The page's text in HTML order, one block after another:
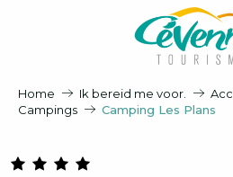
Home Ik bereid me voor.
Campings
Camping Les Plans